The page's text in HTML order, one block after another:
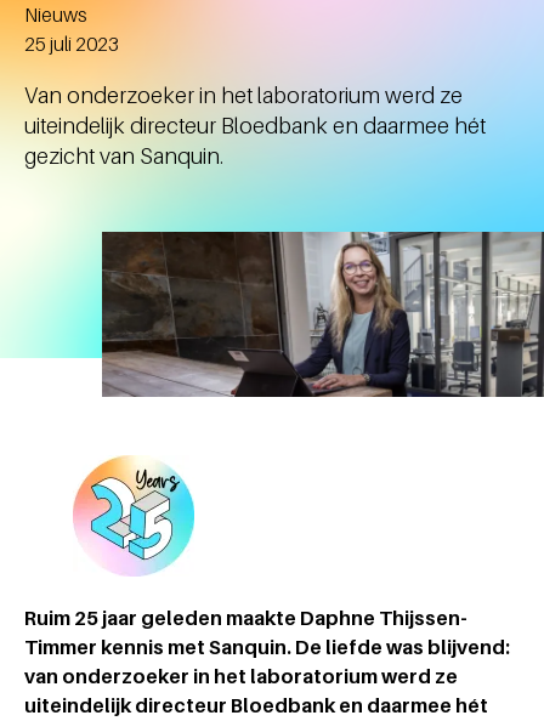
Nieuws
Aangemaakt
25 juli 2023
Van onderzoeker in het laboratorium werd ze
uiteindelijk directeur Bloedbank en daarmee hét
gezicht van Sanquin.
Ruim 25 jaar geleden maakte Daphne Thijssen-
Timmer kennis met Sanquin. De liefde was blijvend:
van onderzoeker in het laboratorium werd ze
uiteindelijk directeur Bloedbank en daarmee hét